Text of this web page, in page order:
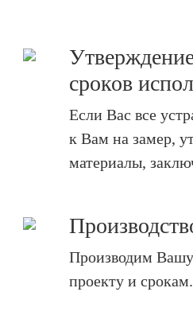
сроков
Если Вас все
к Вам на замер,
материалы,
Производим
проекту и срокам.